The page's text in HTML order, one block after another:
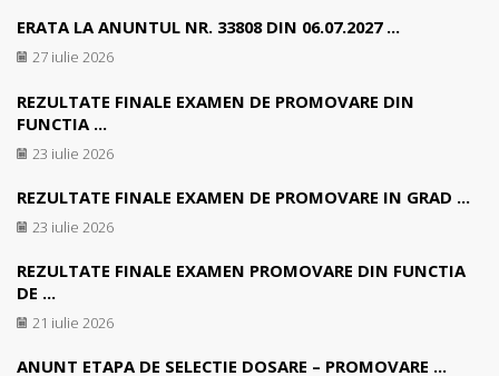
ERATA LA ANUNTUL NR. 33808 DIN 06.07.2027 ...
27 iulie 2026
REZULTATE FINALE EXAMEN DE PROMOVARE DIN
FUNCTIA ...
23 iulie 2026
REZULTATE FINALE EXAMEN DE PROMOVARE IN GRAD ...
23 iulie 2026
REZULTATE FINALE EXAMEN PROMOVARE DIN FUNCTIA
DE ...
21 iulie 2026
ANUNT ETAPA DE SELECTIE DOSARE – PROMOVARE ...